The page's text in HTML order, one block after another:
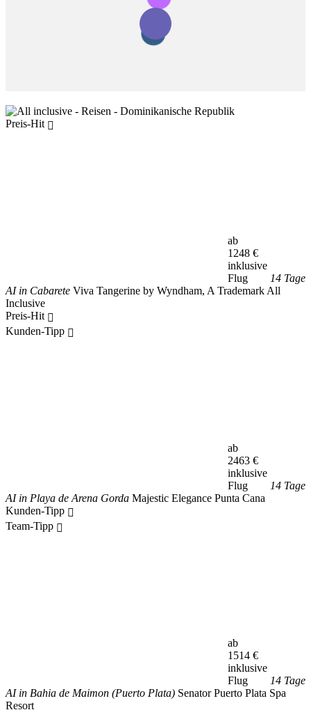
Preis-Hit
ab
1248 €
inklusive
Flug
14 Tage
AI in Cabarete Viva Tangerine by Wyndham, A Trademark All
Inclusive
Preis-Hit
Kunden-Tipp
ab
2463 €
inklusive
Flug
14 Tage
AI in Playa de Arena Gorda Majestic Elegance Punta Cana
Kunden-Tipp
Team-Tipp
ab
1514 €
inklusive
Flug
14 Tage
AI in Bahia de Maimon (Puerto Plata) Senator Puerto Plata Spa
Resort